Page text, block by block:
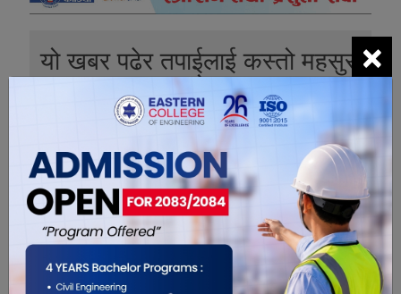
यो खबर पढेर तपाईलाई कस्तो महसुस
भयो ?
1 0 0
×